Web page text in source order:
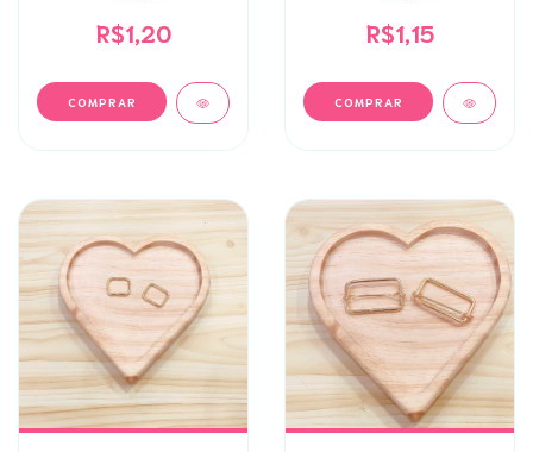
R$1,20 R$1,15